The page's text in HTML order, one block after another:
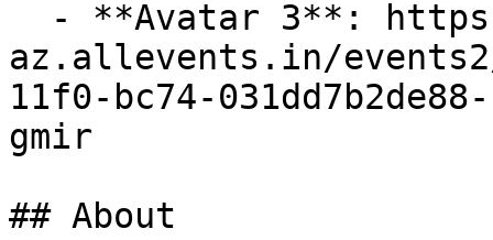
az.allevents.in/
11f0-bc74-
gmir
## About